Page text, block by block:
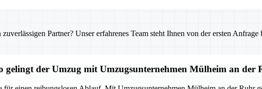
Partner? Unser erfahrenes Team steht Ihnen von der ersten
gelingt der Umzug mit Umzugsunternehmen Mülheim an der